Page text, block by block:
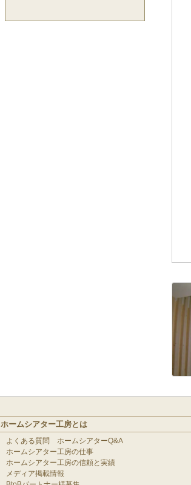
ホームシアター工房とは
よくある質問 ホームシアターQ&A
ホームシアター工房の仕事
ホームシアター工房の信頼と実績
メディア掲載情報